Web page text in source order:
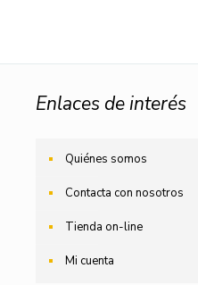
Enlaces de interés
Quiénes somos
Contacta con nosotros
Tienda on-line
Mi cuenta